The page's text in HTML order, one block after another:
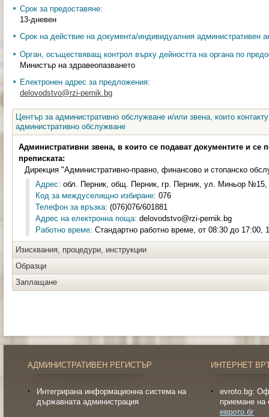
Срок за предоставяне:
13-дневен
Срок на действие на документа/индивидуалния административен
Орган, осъществяващ контрол върху дейността на органа по
Министър на здравеопазването
Електронен адрес за предложения:
delovodstvo@rzi-pernik.bg
Център за административно обслужване и/или звена, които
административно обслужване
Административни звена, в които се подават документите и се
преписката:
Дирекция "Административно-правно, финансово и стопанско
Адрес: обл. Перник, общ. Перник, гр. Перник, ул. Миньор №15,
Код за междуселищно избиране: 076
Телефон за връзка: (076)076/601881
Адрес на електронна поща: delovodstvo@rzi-pernik.bg
Работно време: Стандартно работно време, от 08:30 до 17:00,
Изисквания, процедури, инструкции
Образци
Заплащане
АДМИНИСТРАТИВЕН РЕГИСТЪР
Интегрирана информационна система на
държавната администрация
ИНТЕРНЕТ
evroto.bg:
приемане на
еврото.бг